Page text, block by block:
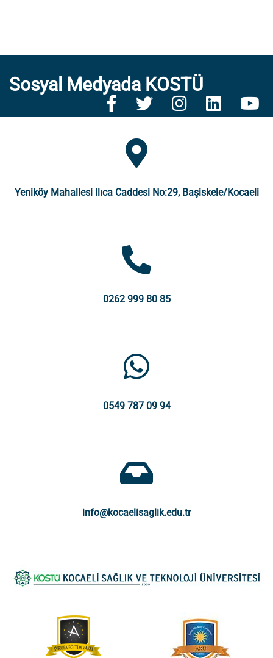
Sosyal Medyada KOSTÜ
Yeniköy Mahallesi Ilıca Caddesi No:29, Başiskele/Kocaeli
0262 999 80 85
0549 787 09 94
info@kocaelisaglik.edu.tr